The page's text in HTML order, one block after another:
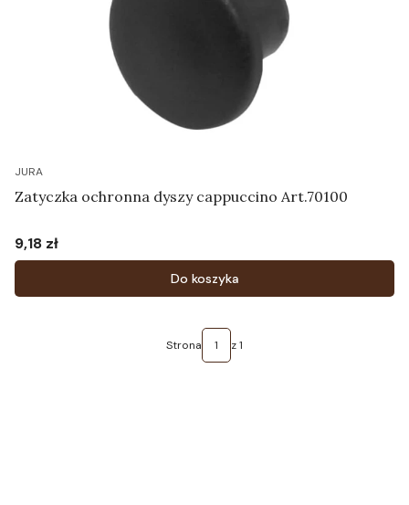
JURA
Zatyczka ochronna dyszy cappuccino Art.70100
Cena
9,18 zł
Do koszyka
Strona z 1